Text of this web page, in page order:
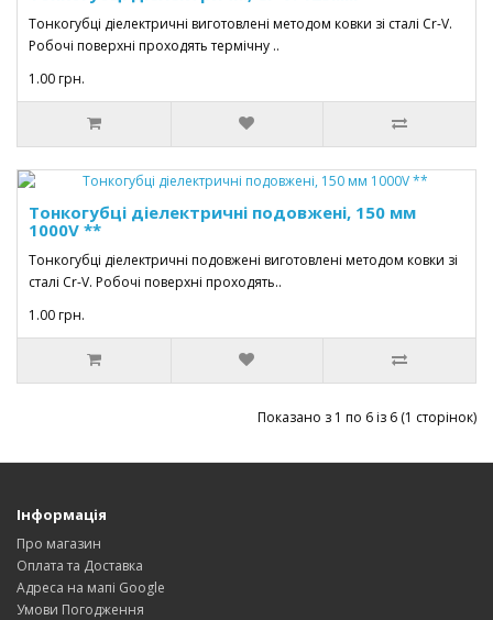
Тонкогубці діелектричні виготовлені методом ковки зі сталі Cr-V.
Робочі поверхні проходять термічну ..
1.00 грн.
Тонкогубці діелектричні подовжені, 150 мм
1000V **
Тонкогубці діелектричні подовжені виготовлені методом ковки зі
сталі Cr-V. Робочі поверхні проходять..
1.00 грн.
Показано з 1 по 6 із 6 (1 сторінок)
Інформація
Про магазин
Оплата та Доставка
Адреса на мапі Google
Умови Погодження